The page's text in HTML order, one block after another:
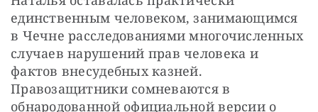
единственным человеком, занимающимся
в Чечне расследованиями многочисленных
случаев нарушений прав человека и
фактов внесудебных казней.
Правозащитники сомневаются в
обнародованной официальной версии о